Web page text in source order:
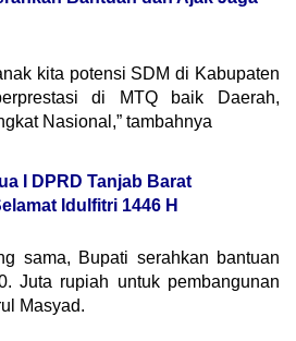
kita potensi SDM di Kabupaten
di MTQ baik Daerah,
Nasional,” tambahnya
I DPRD Tanjab Barat
Idulfitri 1446 H
sama, Bupati serahkan bantuan
Juta rupiah untuk pembangunan
Masyad.